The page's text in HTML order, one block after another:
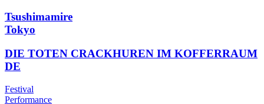
Tsushimamire
Tokyo
DIE TOTEN CRACKHUREN IM KOFFERRAUM
DE
Festival
Performance